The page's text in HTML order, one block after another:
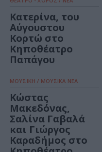
Κατερίνα, του
Αύγουστου
Κορτώ στο
Κηποθέατρο
Παπάγου
ΜΟΥΣΙΚΗ / ΜΟΥΣΙΚΑ ΝΕΑ
Κώστας
Μακεδόνας,
Σαλίνα Γαβαλά
και Γιώργος
Καραδήμος στο